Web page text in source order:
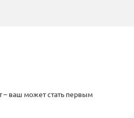
– ваш может стать первым